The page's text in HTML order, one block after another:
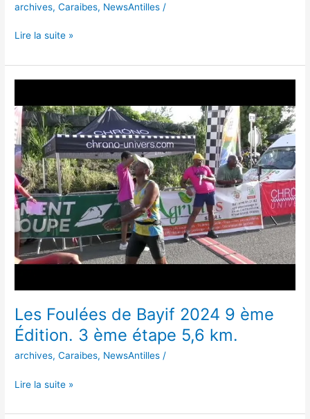
archives,Caraibes, NewsAntilles /
Lire la suite »
Les Foulées de Bayif 2024 9 ème
Édition. 3 ème étape 5,6 km.
archives,Caraibes, NewsAntilles /
de
Bayif
2024
9
ème
Édition.
3
ème
étape
5,6
Lire la suite »